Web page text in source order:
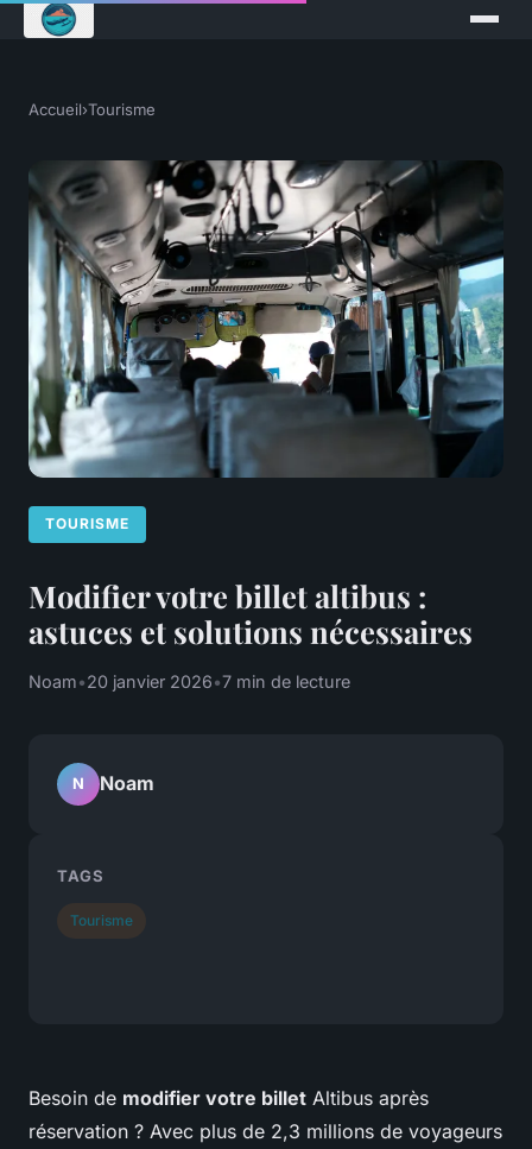
Accueil›Tourisme
TOURISME
Modifier votre billet altibus :
astuces et solutions nécessaires
Noam•20 janvier 2026•7 min de lecture
Besoin de modifier votre billet Altibus après
réservation ? Avec plus de 2,3 millions de voyageurs
N Noam
TAGS
Tourisme